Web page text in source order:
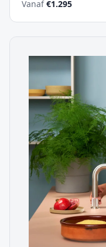
warm en koud water
optionele CUBE ook
Vanaf€1.295